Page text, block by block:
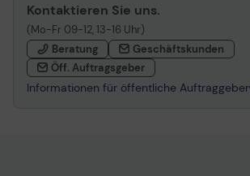
Kontaktieren Sie uns.
(Mo-Fr 09-12, 13-16 Uhr)
Beratung
Geschäftskunden
Öff. Auftragsgeber
Informationen für öffentliche Auftraggeber